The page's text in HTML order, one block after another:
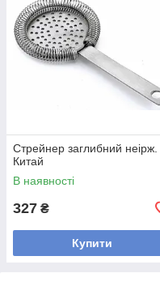
Стрейнер заглибний неірж.
Китай
В наявності
327 ₴
Купити